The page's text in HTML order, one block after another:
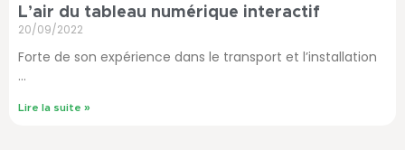
L’air du tableau numérique interactif
20/09/2022
Forte de son expérience dans le transport et l’installation
…
Lire la suite »